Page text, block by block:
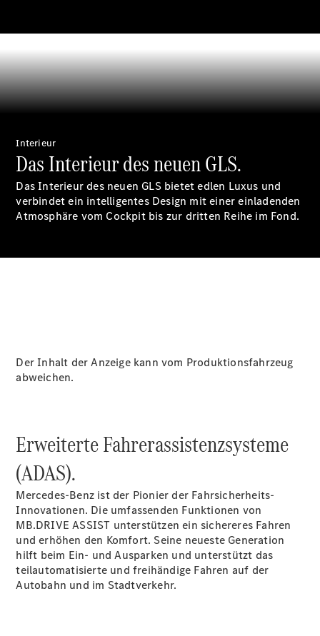
Collection
Servicetermin
buchen
Über uns
Standort &
Öffnungszeiten
buchen
Interieur
Das Interieur des neuen GLS.
Das Interieur des neuen GLS bietet edlen Luxus und
verbindet ein intelligentes Design mit einer einladenden
Atmosphäre vom Cockpit bis zur dritten Reihe im Fond.
Der Inhalt der Anzeige kann vom Produktionsfahrzeug
abweichen.
Erweiterte Fahrerassistenzsysteme
(ADAS).
Mercedes-Benz ist der Pionier der Fahrsicherheits-
Innovationen. Die umfassenden Funktionen von
MB.DRIVEASSIST unterstützen ein sichereres Fahren
und erhöhen den Komfort. Seine neueste Generation
hilft beim Ein- und Ausparken und unterstützt das
teilautomatisierte und freihändige Fahren auf der
Autobahn und im Stadtverkehr.